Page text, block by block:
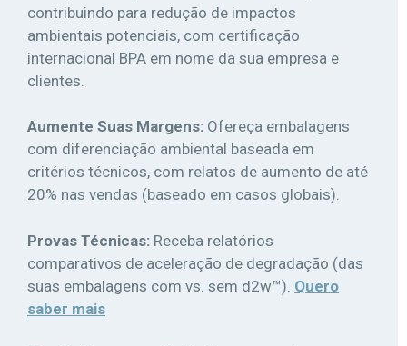
contribuindo para redução de impactos
ambientais potenciais, com certificação
internacional BPA em nome da sua empresa e
clientes.
Aumente Suas Margens: Ofereça embalagens
com diferenciação ambiental baseada em
critérios técnicos, com relatos de aumento de até
20% nas vendas (baseado em casos globais).
Provas Técnicas: Receba relatórios
comparativos de aceleração de degradação (das
suas embalagens com vs. sem d2w™). Quero
saber mais